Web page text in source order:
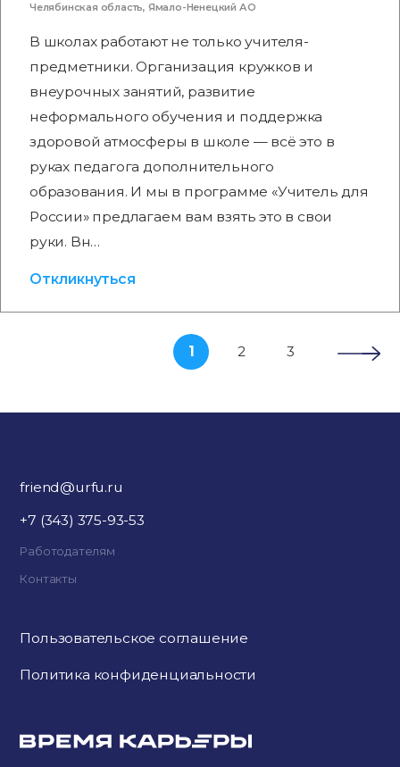
Челябинская область, Ямало-Ненецкий АО
В школах работают не только учителя-
предметники. Организация кружков и
внеурочных занятий, развитие
неформального обучения и поддержка
здоровой атмосферы в школе — всё это в
руках педагога дополнительного
образования. И мы в программе «Учитель для
России» предлагаем вам взять это в свои
руки. Вн…
Откликнуться
1 2 3
friend@urfu.ru
+7 (343) 375-93-53
Работодателям
Контакты
Пользовательское соглашение
Политика конфиденциальности